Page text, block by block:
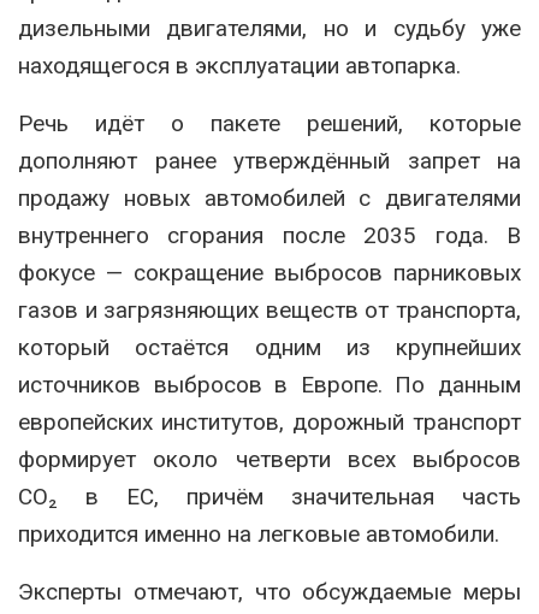
дизельными двигателями, но и судьбу уже
находящегося в эксплуатации автопарка.
Речь идёт о пакете решений, которые
дополняют ранее утверждённый запрет на
продажу новых автомобилей с двигателями
внутреннего сгорания после 2035 года. В
фокусе — сокращение выбросов парниковых
газов и загрязняющих веществ от транспорта,
который остаётся одним из крупнейших
источников выбросов в Европе. По данным
европейских институтов, дорожный транспорт
формирует около четверти всех выбросов
CO₂ в ЕС, причём значительная часть
приходится именно на легковые автомобили.
Эксперты отмечают, что обсуждаемые меры